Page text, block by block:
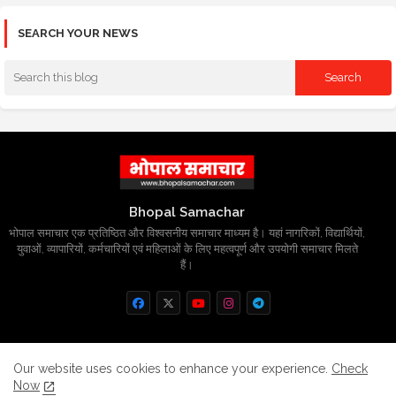
SEARCH YOUR NEWS
Bhopal Samachar
भोपाल समाचार एक प्रतिष्ठित और विश्वसनीय समाचार माध्यम है। यहां नागरिकों, विद्यार्थियों,
युवाओं, व्यापारियों, कर्मचारियों एवं महिलाओं के लिए महत्वपूर्ण और उपयोगी समाचार मिलते
हैं।
Home About Contact us
Privacy Policy
Our website uses cookies to enhance your experience. Check
Now